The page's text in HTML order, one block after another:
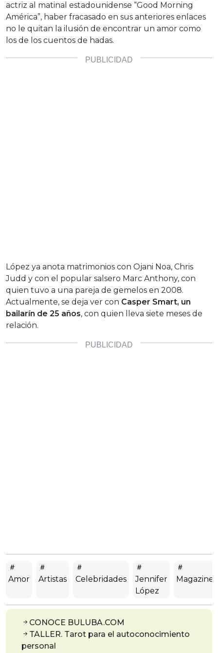
actriz al matinal estadounidense “Good Morning
América”, haber fracasado en sus anteriores enlaces
no le quitan la ilusión de encontrar un amor como
los de los cuentos de hadas.
López ya anota matrimonios con Ojani Noa, Chris
Judd y con el popular salsero Marc Anthony, con
quien tuvo a una pareja de gemelos en 2008.
Actualmente, se deja ver con Casper Smart, un
bailarín de 25 años, con quien lleva siete meses de
relación.
Amor Artistas Celebridades
Jennifer
López
Magazine
CONOCE BULUBA.COM
TALLER. Tarot para el autoconocimiento
personal